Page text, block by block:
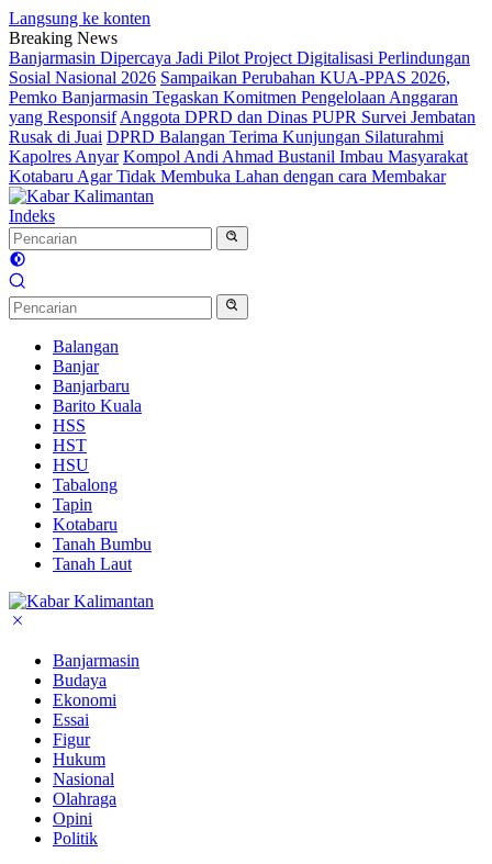
Langsung ke konten
Breaking News
Banjarmasin Dipercaya Jadi Pilot Project Digitalisasi Perlindungan
Sosial Nasional 2026 Sampaikan Perubahan KUA-PPAS 2026,
Pemko Banjarmasin Tegaskan Komitmen Pengelolaan Anggaran
yang Responsif Anggota DPRD dan Dinas PUPR Survei Jembatan
Rusak di Juai DPRD Balangan Terima Kunjungan Silaturahmi
Kapolres Anyar Kompol Andi Ahmad Bustanil Imbau Masyarakat
Kotabaru Agar Tidak Membuka Lahan dengan cara Membakar
Indeks
Balangan
Banjar
Banjarbaru
Barito Kuala
HSS
HST
HSU
Tabalong
Tapin
Kotabaru
Tanah Bumbu
Tanah Laut
Banjarmasin
Budaya
Ekonomi
Essai
Figur
Hukum
Nasional
Olahraga
Opini
Politik